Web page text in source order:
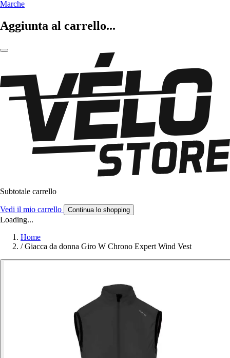
Marche
Aggiunta al carrello...
Subtotale carrello
Vedi il mio carrello Continua lo shopping
Loading...
Home
/ Giacca da donna Giro W Chrono Expert Wind Vest